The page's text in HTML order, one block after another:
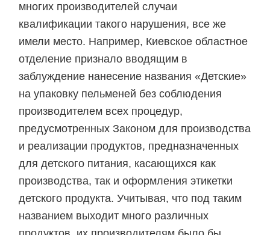
многих производителей случаи
квалификации такого нарушения, все же
имели место. Например, Киевское областное
отделение признало вводящим в
заблуждение нанесение названия «Детские»
на упаковку пельменей без соблюдения
производителем всех процедур,
предусмотренных Законом для производства
и реализации продуктов, предназначенных
для детского питания, касающихся как
производства, так и оформления этикетки
детского продукта. Учитывая, что под таким
названием выходит много различных